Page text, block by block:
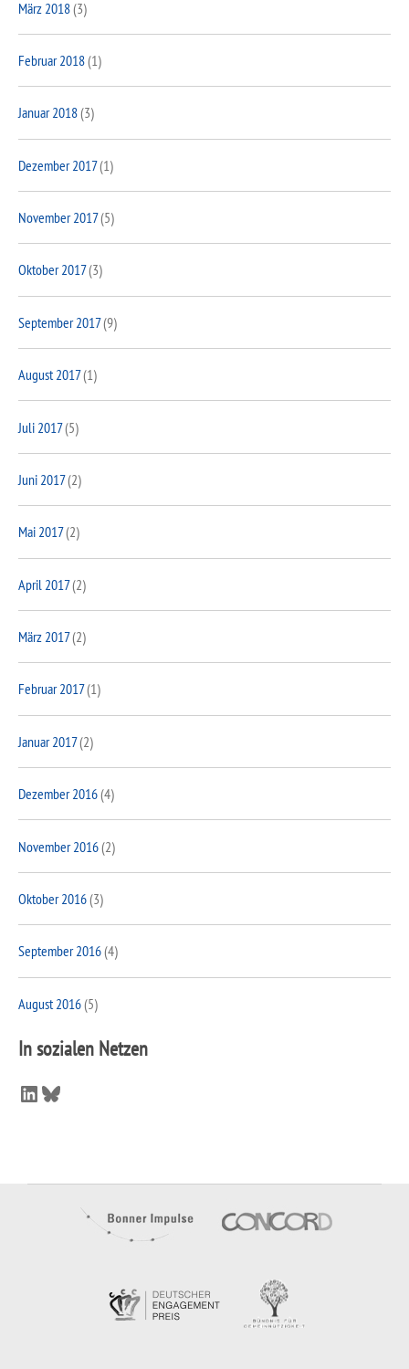
März 2018(3)
Februar 2018(1)
Januar 2018(3)
Dezember 2017(1)
November 2017(5)
Oktober 2017(3)
September 2017(9)
August 2017(1)
Juli 2017(5)
Juni 2017(2)
Mai 2017(2)
April 2017(2)
März 2017(2)
Februar 2017(1)
Januar 2017(2)
Dezember 2016(4)
November 2016(2)
Oktober 2016(3)
September 2016(4)
August 2016(5)
In sozialen Netzen
LinkedIn
Bluesky